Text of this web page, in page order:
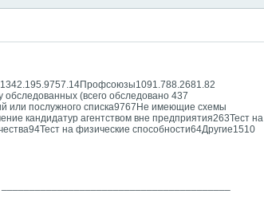
(всего обследовано 437
или послужного списка9767Не имеющие схемы
кандидатур агентством вне предприятия263Тест на
на физические способности64Другие1510